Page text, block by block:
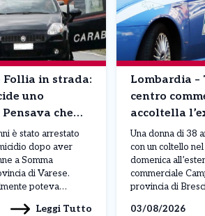
Follia in strada:
uno
che
in amore
è stato arrestato
dopo aver
a Somma
di Varese.
poteva
gli investigatori,
Leggi Tutto
Lombardia –
centro
accoltella
davanti ai
anche
Una donna di 38
con un coltello
domenica
commerciale
provincia di
avvenuto
insieme ai suoi
03/08/2026